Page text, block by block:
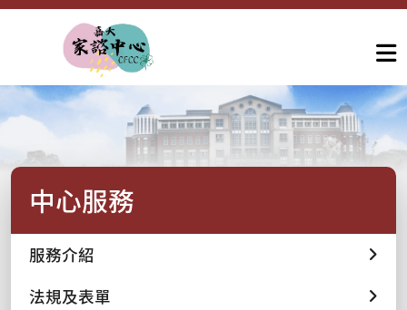
中心服務
服務介紹
法規及表單